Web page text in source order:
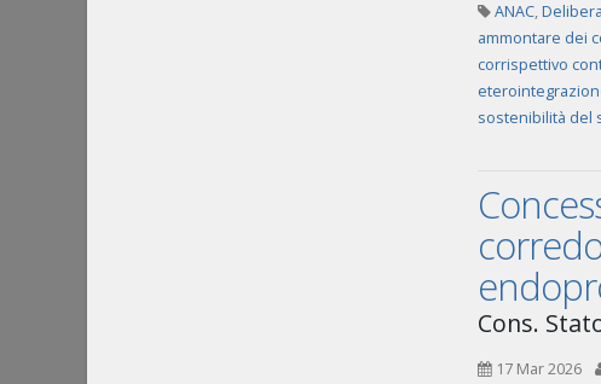
ANAC,
ammontare dei
corrispettivo
sostenibilità del
Cons.
17 Mar 2026